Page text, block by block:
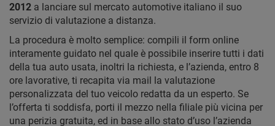
2012 a lanciare sul mercato automotive italiano il suo
servizio di valutazione a distanza.
La procedura è molto semplice: compili il form online
interamente guidato nel quale è possibile inserire tutti i dati
della tua auto usata, inoltri la richiesta, e l’azienda, entro 8
ore lavorative, ti recapita via mail la valutazione
personalizzata del tuo veicolo redatta da un esperto. Se
l’offerta ti soddisfa, porti il mezzo nella filiale più vicina per
una perizia gratuita, ed in base allo stato d’uso l’azienda